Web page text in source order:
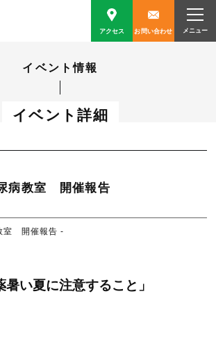
アクセス お問い合わせ
イベント情報
イベント詳細
病教室 開催報告
室 開催報告 -
暑い夏に注意すること」